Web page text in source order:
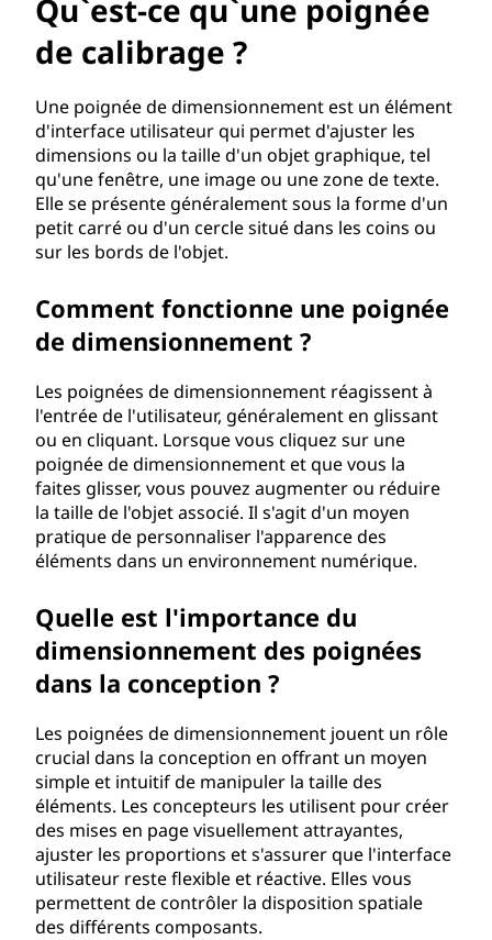
Qu`est-ce qu`une poignée
de calibrage ?
Une poignée de dimensionnement est un élément
d'interface utilisateur qui permet d'ajuster les
dimensions ou la taille d'un objet graphique, tel
qu'une fenêtre, une image ou une zone de texte.
Elle se présente généralement sous la forme d'un
petit carré ou d'un cercle situé dans les coins ou
sur les bords de l'objet.
Comment fonctionne une poignée
de dimensionnement ?
Les poignées de dimensionnement réagissent à
l'entrée de l'utilisateur, généralement en glissant
ou en cliquant. Lorsque vous cliquez sur une
poignée de dimensionnement et que vous la
faites glisser, vous pouvez augmenter ou réduire
la taille de l'objet associé. Il s'agit d'un moyen
pratique de personnaliser l'apparence des
éléments dans un environnement numérique.
Quelle est l'importance du
dimensionnement des poignées
dans la conception ?
Les poignées de dimensionnement jouent un rôle
crucial dans la conception en offrant un moyen
simple et intuitif de manipuler la taille des
éléments. Les concepteurs les utilisent pour créer
des mises en page visuellement attrayantes,
ajuster les proportions et s'assurer que l'interface
utilisateur reste flexible et réactive. Elles vous
permettent de contrôler la disposition spatiale
des différents composants.